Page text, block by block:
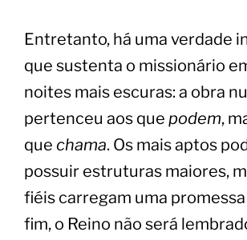
Entretanto, há uma verdade
que sustenta o missionário
noites mais escuras: a obra
pertenceu aos que podem,
que chama. Os mais aptos
possuir estruturas maiores,
fiéis carregam uma
fim, o Reino não será